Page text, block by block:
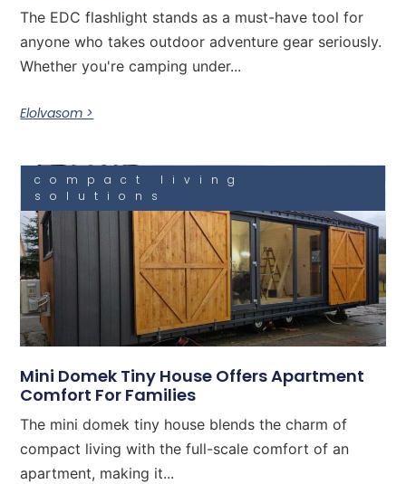
The EDC flashlight stands as a must-have tool for
anyone who takes outdoor adventure gear seriously.
Whether you're camping under...
Elolvasom >
compact living
solutions
Mini Domek Tiny House Offers Apartment
Comfort For Families
The mini domek tiny house blends the charm of
compact living with the full-scale comfort of an
apartment, making it...